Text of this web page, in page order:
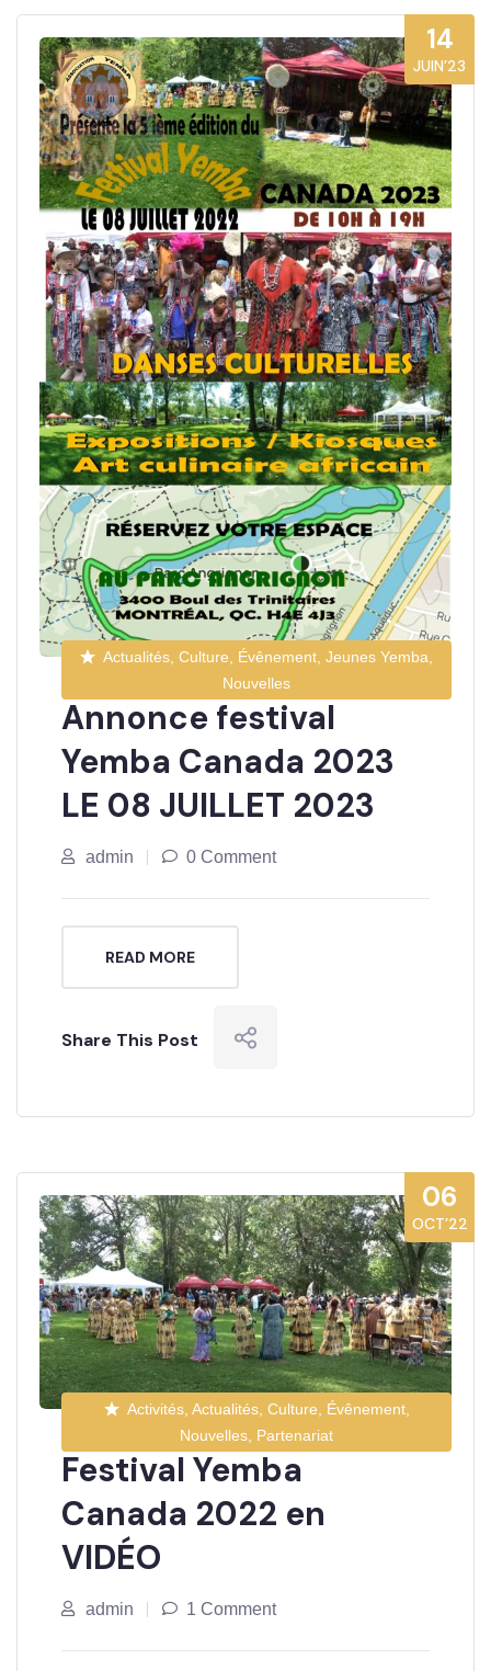
14
JUIN’23
Actualités, Culture, Évênement, Jeunes Yemba,
Nouvelles
Annonce festival
Yemba Canada 2023
LE 08 JUILLET 2023
admin 0 Comment
READ MORE
Share This Post
06
OCT’22
Activités, Actualités, Culture, Évênement,
Nouvelles, Partenariat
Festival Yemba
Canada 2022 en
VIDÉO
admin 1 Comment